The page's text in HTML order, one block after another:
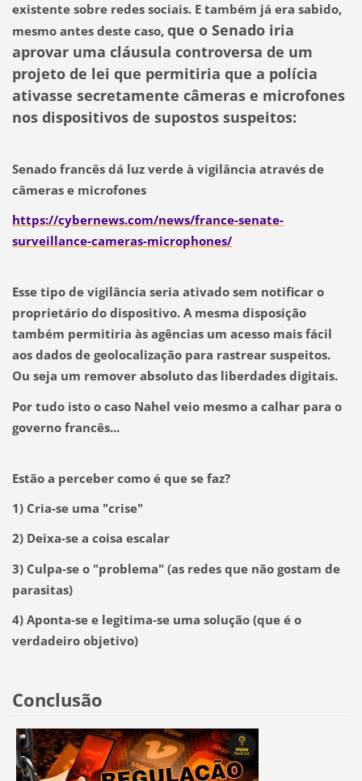
existente sobre redes sociais. E também já era sabido,
mesmo antes deste caso, que o Senado iria
aprovar uma cláusula controversa de um
projeto de lei que permitiria que a polícia
ativasse secretamente câmeras e microfones
nos dispositivos de supostos suspeitos:
Senado francês dá luz verde à vigilância através de
câmeras e microfones
https://cybernews.com/news/france-senate-
surveillance-cameras-microphones/
Esse tipo de vigilância seria ativado sem notificar o
proprietário do dispositivo. A mesma disposição
também permitiria às agências um acesso mais fácil
aos dados de geolocalização para rastrear suspeitos.
Ou seja um remover absoluto das liberdades digitais.
Por tudo isto o caso Nahel veio mesmo a calhar para o
governo francês...
Estão a perceber como é que se faz?
1) Cria-se uma "crise"
2) Deixa-se a coisa escalar
3) Culpa-se o "problema" (as redes que não gostam de
parasitas)
4) Aponta-se e legitima-se uma solução (que é o
verdadeiro objetivo)
Conclusão